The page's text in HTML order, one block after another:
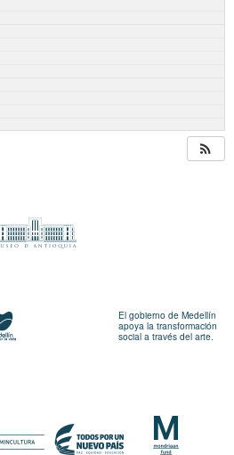
El gobierno de Medellín
apoya la transformación
social a través del arte.